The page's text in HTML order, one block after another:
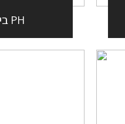
ביט גולד טורסיון דגם PH